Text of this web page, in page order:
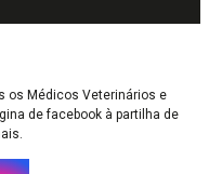
os Médicos Veterinários e
de facebook à partilha de